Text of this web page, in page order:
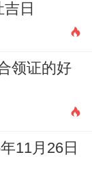
日
领证的好
11月26日